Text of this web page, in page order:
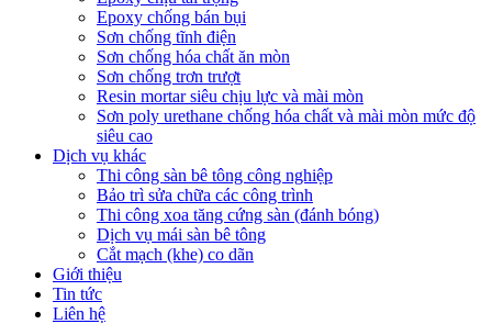
Epoxy chống bán bụi
Sơn chống tĩnh điện
Sơn chống hóa chất ăn mòn
Sơn chống trơn trượt
Resin mortar siêu chịu lực và mài mòn
Sơn poly urethane chống hóa chất và mài mòn mức độ
siêu cao
Dịch vụ khác
Thi công sàn bê tông công nghiệp
Bảo trì sửa chữa các công trình
Thi công xoa tăng cứng sàn (đánh bóng)
Dịch vụ mái sàn bê tông
Cắt mạch (khe) co dãn
Giới thiệu
Tin tức
Liên hệ